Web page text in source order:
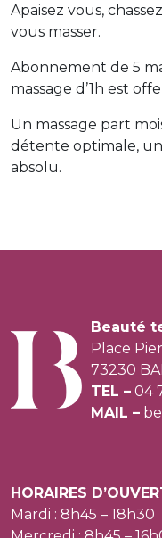
Apaisez vous,
vous masser.
Abonnement de 5
massage d’1h est
Un massage part
détente optimale,
absolu.
Beauté
Place
73230
TEL – 04
MAIL –
HORAIRES
Mardi : 8h45 – 18h30